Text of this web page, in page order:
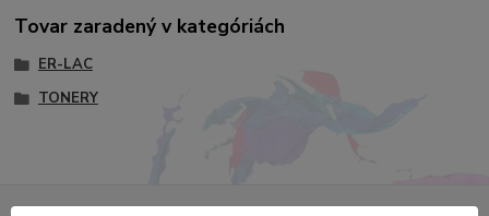
Tovar zaradený v kategóriách
ER-LAC
TONERY